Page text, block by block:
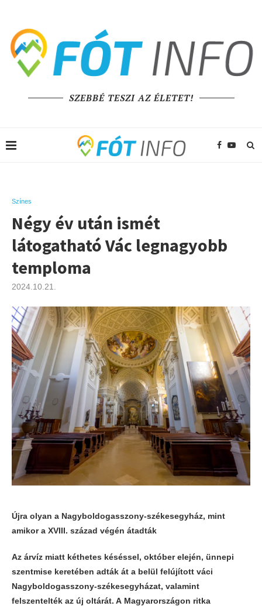
SZEBBÉ TESZI AZ ÉLETET!
Színes
Négy év után ismét
látogatható Vác legnagyobb
temploma
2024.10.21.
Újra olyan a Nagyboldogasszony-székesegyház, mint
amikor a XVIII. század végén átadták
Az árvíz miatt kéthetes késéssel, október elején, ünnepi
szentmise keretében adták át a belül felújított váci
Nagyboldogasszony-székesegyházat, valamint
felszentelték az új oltárát. A Magyarországon ritka